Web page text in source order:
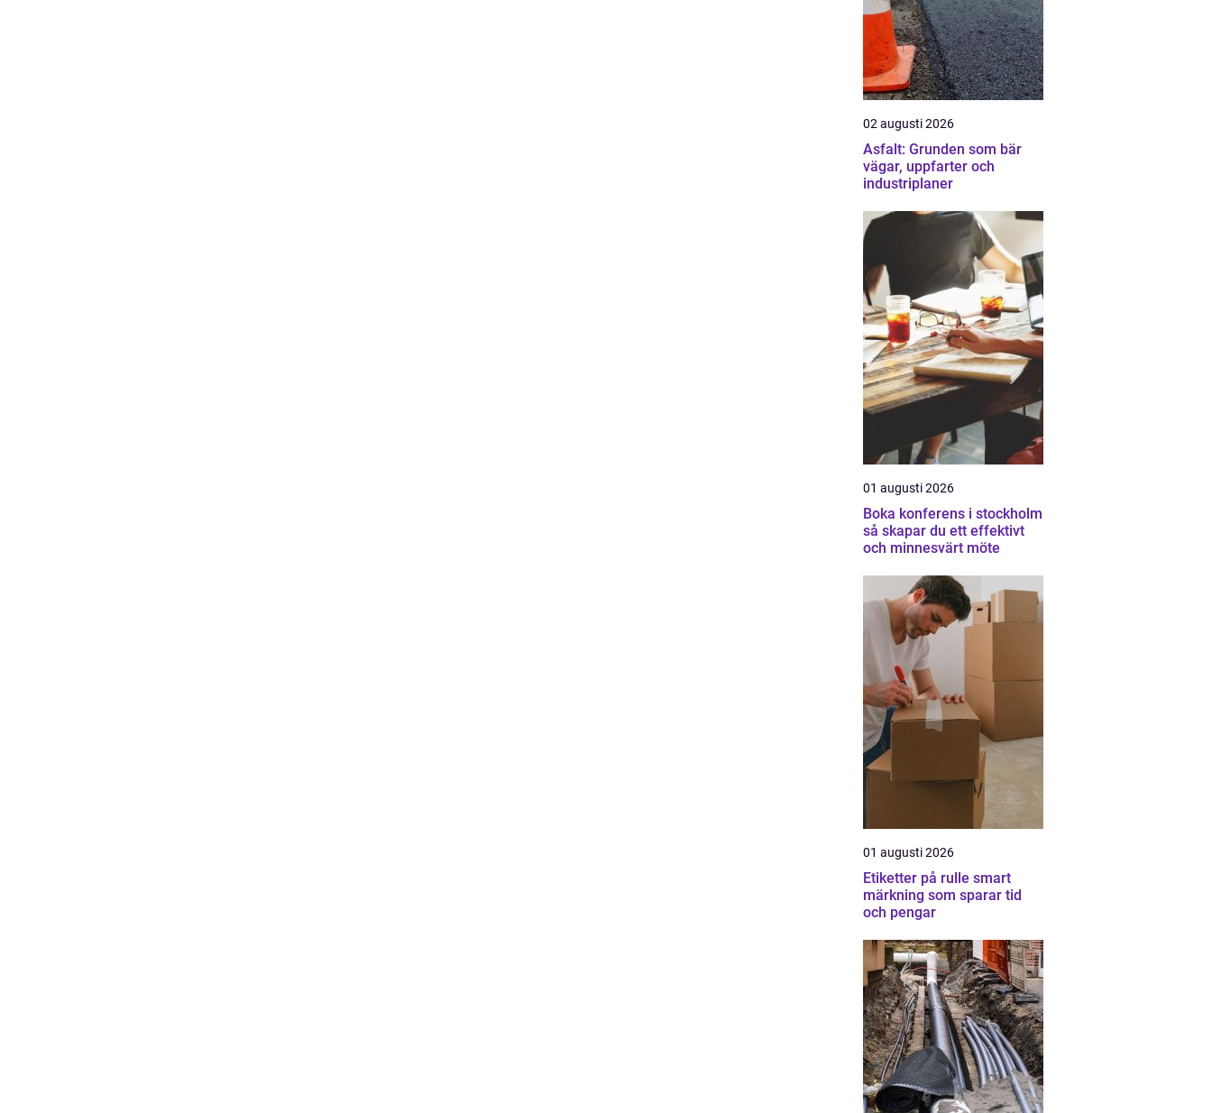
02 augusti 2026
Asfalt: Grunden som bär
vägar, uppfarter och
industriplaner
01 augusti 2026
Boka konferens i stockholm
så skapar du ett effektivt
och minnesvärt möte
01 augusti 2026
Etiketter på rulle smart
märkning som sparar tid
och pengar